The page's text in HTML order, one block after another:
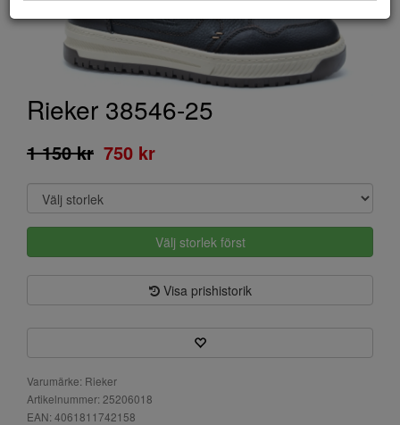
Rieker 38546-25
1 150 kr 750 kr
Välj storlek först
Visa prishistorik
Varumärke: Rieker
Artikelnummer: 25206018
EAN: 4061811742158